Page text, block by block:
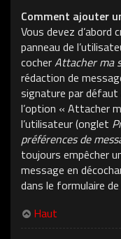
Comment ajouter
Vous devez d’abord
panneau de
cocherAttacher ma
rédaction de
signature par
l’option « Attacher
l’utilisateur (onglet
préférences de
toujours empêcher
message en
dans le formulaire
Haut